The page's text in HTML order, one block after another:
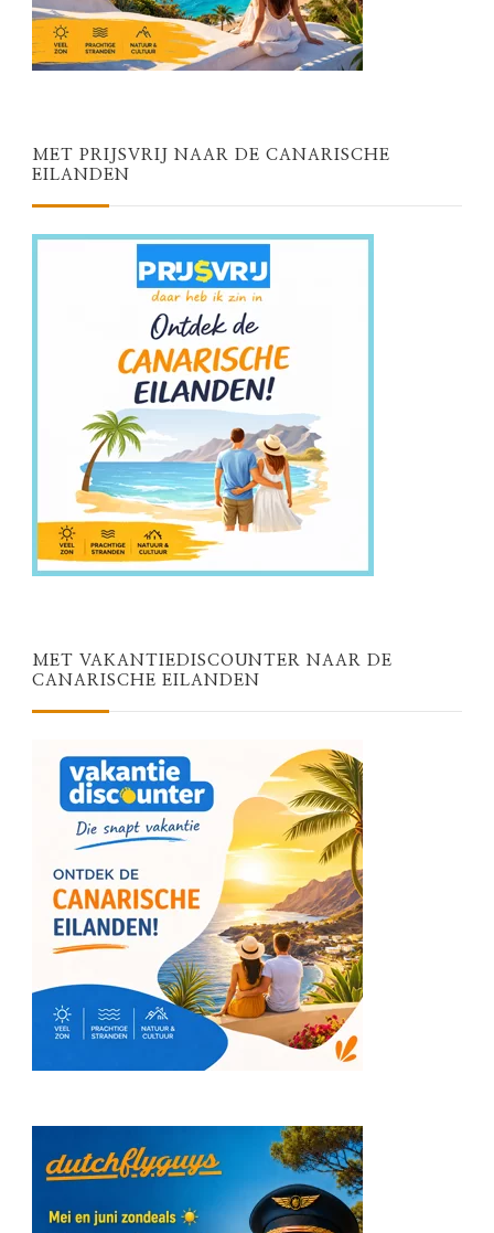
MET PRIJSVRIJ NAAR DE CANARISCHE
EILANDEN
MET VAKANTIEDISCOUNTER NAAR DE
CANARISCHE EILANDEN